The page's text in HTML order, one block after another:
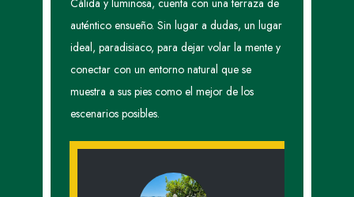
Cálida y luminosa, cuenta con una terraza de
auténtico ensueño. Sin lugar a dudas, un lugar
ideal, paradisiaco, para dejar volar la mente y
conectar con un entorno natural que se
muestra a sus pies como el mejor de los
escenarios posibles.